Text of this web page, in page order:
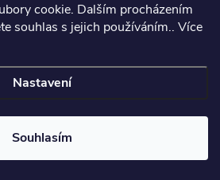
cookie. Dalším procházením
souhlas s jejich používáním.. Více
Nastavení
Souhlasím
CNC pálení plechů Olomouc
. Všechna práva vyhrazena.